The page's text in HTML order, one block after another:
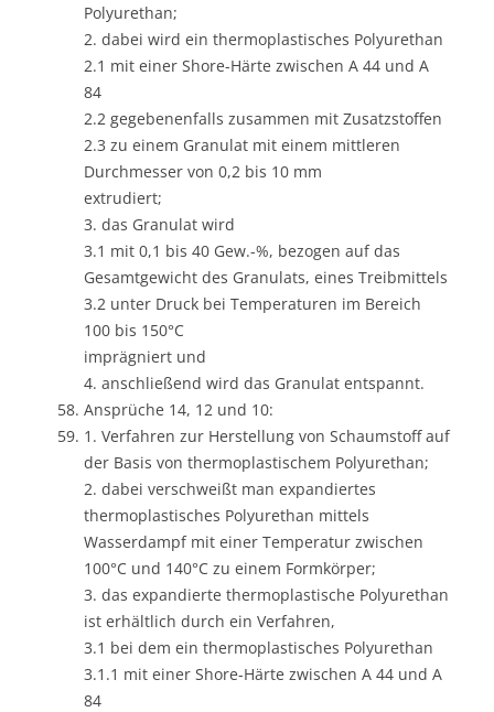
Polyurethan;
2. dabei wird ein thermoplastisches Polyurethan
2.1 mit einer Shore-Härte zwischen A 44 und A
84
2.2 gegebenenfalls zusammen mit Zusatzstoffen
2.3 zu einem Granulat mit einem mittleren
Durchmesser von 0,2 bis 10 mm
extrudiert;
3. das Granulat wird
3.1 mit 0,1 bis 40 Gew.-%, bezogen auf das
Gesamtgewicht des Granulats, eines Treibmittels
3.2 unter Druck bei Temperaturen im Bereich
100 bis 150°C
imprägniert und
4. anschließend wird das Granulat entspannt.
Ansprüche 14, 12 und 10:
1. Verfahren zur Herstellung von Schaumstoff auf
der Basis von thermoplastischem Polyurethan;
2. dabei verschweißt man expandiertes
thermoplastisches Polyurethan mittels
Wasserdampf mit einer Temperatur zwischen
100°C und 140°C zu einem Formkörper;
3. das expandierte thermoplastische Polyurethan
ist erhältlich durch ein Verfahren,
3.1 bei dem ein thermoplastisches Polyurethan
3.1.1 mit einer Shore-Härte zwischen A 44 und A
84